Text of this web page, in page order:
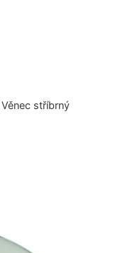
Věnec stříbrný